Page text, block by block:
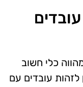
כלי חשוב
לזהות עובדים עם